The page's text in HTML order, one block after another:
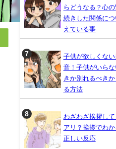
らどうなる？心
続きした関係に
えている事
子供が欲しくな
音！子供がいら
きか別れるべき
る方法
わざわざ挨拶し
アリ？挨拶でわ
正しい反応